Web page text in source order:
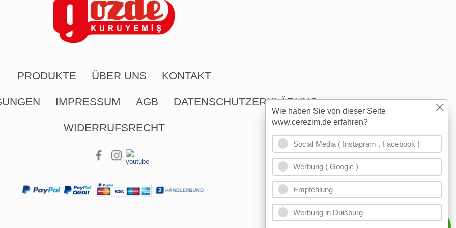
PRODUKTE ÜBER UNS KONTAKT
IMPRESSUM AGB DATENSCHUTZERKLÄRUNG
WIDERRUFSRECHT
Wie haben Sie von dieser Seite
www.cerezim.de erfahren?
Social Media ( Instagram , Facebook )
Werbung ( Google )
Empfehlung
Werbung in Duisburg